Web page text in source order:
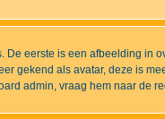
eerste is een afbeelding
gekend als avatar, deze is
admin, vraag hem naar de